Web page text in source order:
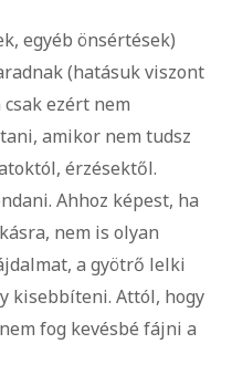
egyéb önsértések)
(hatásuk viszont
ezért nem
amikor nem tudsz
érzésektől.
Ahhoz képest, ha
nem is olyan
a gyötrő lelki
kisebbíteni. Attól, hogy
fog kevésbé fájni a